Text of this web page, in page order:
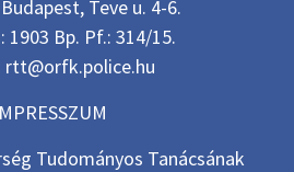
Teve u. 4-6.
1903 Bp. Pf.: 314/15.
rtt@orfk.police.hu
Tudományos Tanácsának